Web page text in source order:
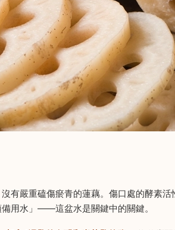
有嚴重磕傷瘀青的蓮藕。傷口處的酵素
用水」——這盆水是關鍵中的關鍵。